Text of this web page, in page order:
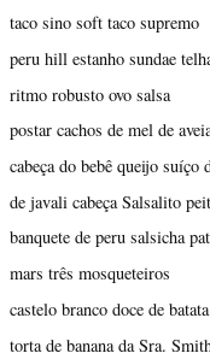
taco sino soft taco supremo
peru hill estanho sundae
ritmo robusto ovo salsa
postar cachos de mel de
cabeça do bebê queijo suíço
de javali cabeça Salsalito
banquete de peru salsicha
mars três mosqueteiros
castelo branco doce de
torta de banana da Sra.